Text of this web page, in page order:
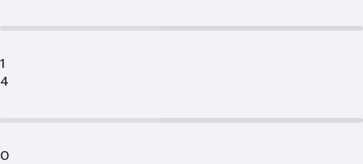
1
4
0